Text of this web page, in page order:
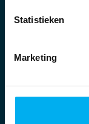
Statistieken
Marketing